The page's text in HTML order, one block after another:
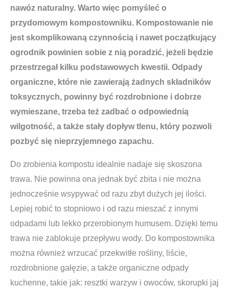
nawóz naturalny. Warto więc pomyśleć o
przydomowym kompostowniku. Kompostowanie nie
jest skomplikowaną czynnością i nawet początkujący
ogrodnik powinien sobie z nią poradzić, jeżeli będzie
przestrzegał kilku podstawowych kwestii. Odpady
organiczne, które nie zawierają żadnych składników
toksycznych, powinny być rozdrobnione i dobrze
wymieszane, trzeba też zadbać o odpowiednią
wilgotność, a także stały dopływ tlenu, który pozwoli
pozbyć się nieprzyjemnego zapachu.
Do zrobienia kompostu idealnie nadaje się skoszona
trawa. Nie powinna ona jednak być zbita i nie można
jednocześnie wsypywać od razu zbyt dużych jej ilości.
Lepiej robić to stopniowo i od razu mieszać z innymi
odpadami lub lekko przerobionym humusem. Dzięki temu
trawa nie zablokuje przepływu wody. Do kompostownika
można również wrzucać przekwitłe rośliny, liście,
rozdrobnione gałęzie, a także organiczne odpady
kuchenne, takie jak: resztki warzyw i owoców, skorupki jaj